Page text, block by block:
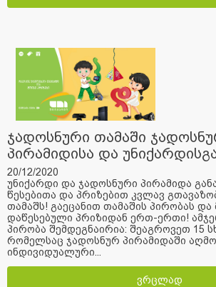
ჯადოსნური თამაში
პირამიდისა და
20/12/2020
უნიქარდი და ჯადოსნური პირამიდა
წესებითა და პრიზებით კვლავ
თამაშს! გაეცანით თამაშის პირობას და
დაწესებული პრიზიდან ერთ-ერთი!
პირობა შემდეგნაირია: შეაგროვეთ 15
რომელსაც ჯადოსნურ პირამიდაში
ინდივიდუალური...
ვრცლად